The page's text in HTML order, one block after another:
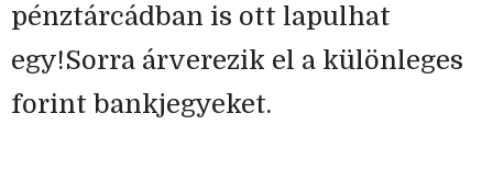
pénztárcádban is ott lapulhat
egy!Sorra árverezik el a különleges
forint bankjegyeket.